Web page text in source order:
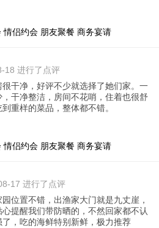
情侣约会 朋友聚餐 商务宴请
18 进行了点评
干净，好评不少就选择了她们家。一
干净整洁，房间不花哨，住着也很舒
重样的菜品，整体都不错。
情侣约会 朋友聚餐 商务宴请
17 进行了点评
位置不错，出渔家大门就是九丈崖，
提醒我们带防晒的，不然回家都不认
，吃的海鲜特别新鲜，极力推荐